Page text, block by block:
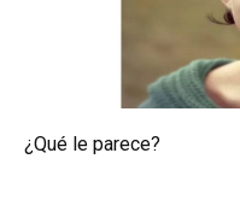
¿Qué le parece?